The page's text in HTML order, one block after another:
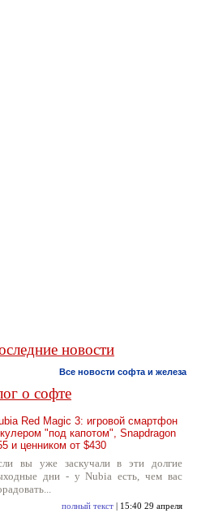
новости
Все новости софта и железа
о софте
Red Magic 3: игровой смартфон
"под капотом", Snapdragon
и ценником от $430
вы уже заскучали в эти долгие
дни - у Nubia есть, чем вас
полный текст | 15:40 29 апреля